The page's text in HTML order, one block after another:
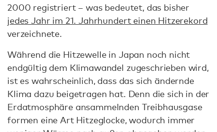
2000 registriert – was bedeutet, das bisher
jedes Jahr im 21. Jahrhundert einen Hitzerekord
verzeichnete.
Während die Hitzewelle in Japan noch nicht
endgültig dem Klimawandel zugeschrieben wird,
ist es wahrscheinlich, dass das sich ändernde
Klima dazu beigetragen hat. Denn die sich in der
Erdatmosphäre ansammelnden Treibhausgase
formen eine Art Hitzeglocke, wodurch immer